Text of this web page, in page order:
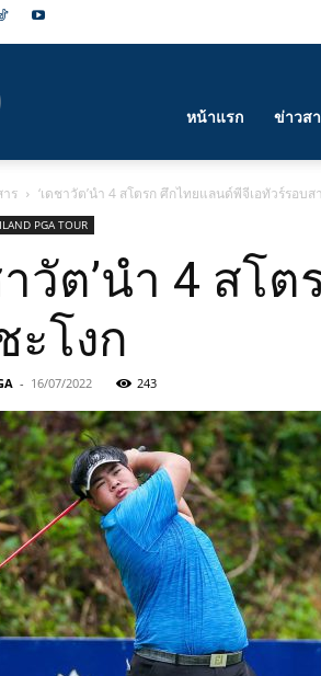
กีฬา
กอล์ฟ
อาชีพ
แห่ง
หน้าแรก ข่าวส
ร ‘เดชาวัต’นำ 4 สโตรก ศึกไทยแลนด์พีจีเอทัวร์รอบส
PGA TOUR
าวัต’นำ 4 ส
ะโงก
- 16/07/2022 243